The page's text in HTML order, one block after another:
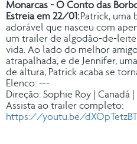
Monarcas - O Conto das
Estreia em 22/01:Patrick, uma
adorável que nasceu com
um trailer de algodão-de-leite
vida. Ao lado do melhor
atrapalhada, e de Jennifer,
de altura, Patrick acaba se
Elenco: ---
Direção: Sophie Roy | Canadá
Assista ao trailer completo:
https://youtu.be/